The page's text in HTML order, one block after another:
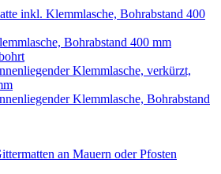
inkl. Klemmlasche, Bohrabstand 400
Bohrabstand 400 mm
Klemmlasche, verkürzt,
Klemmlasche, Bohrabstand
an Mauern oder Pfosten